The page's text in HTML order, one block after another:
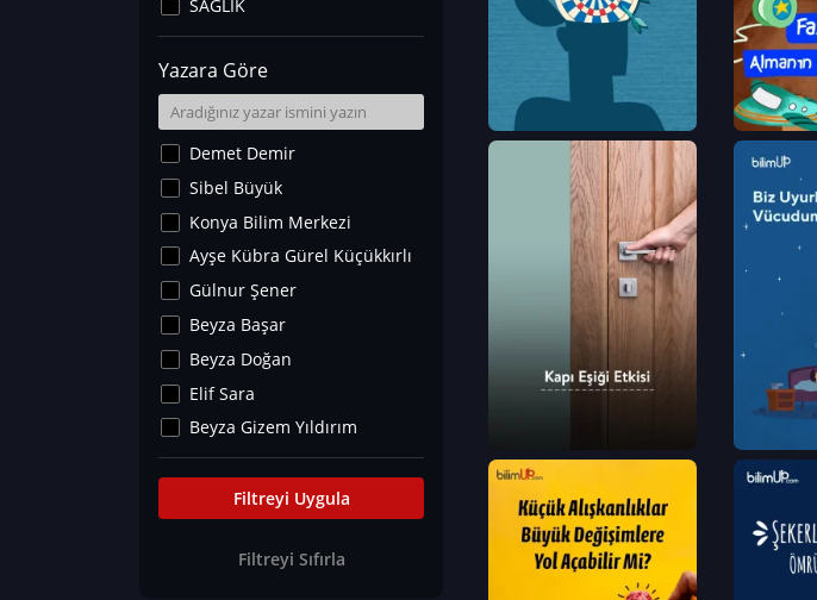
SAĞLIK
Sanat Tarihi
Fizik
Yer Bilimleri
Astronomi ve Uzay
Noroloji
Matematik
Teknoloji
İklim Değişikliği
Arkeoloji
Kültür&Sanat
Yaşam Tavsiyeleri
Merakoloji
Eğitim Bilimleri
Yazara Göre
Demet Demir
Sibel Büyük
Konya Bilim Merkezi
Ayşe Kübra Gürel Küçükkırlı
Gülnur Şener
Beyza Başar
Beyza Doğan
Elif Sara
Beyza Gizem Yıldırım
İlknur İyigökler
Büşra Elif Kıvrak
Can TORUN
Filtreyi Uygula
Filtreyi Sıfırla